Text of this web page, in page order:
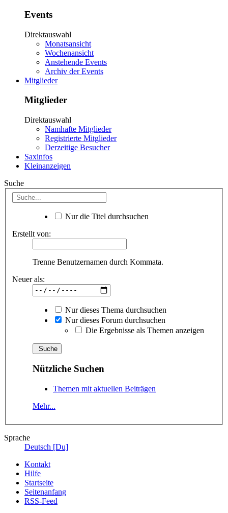
Events
Direktauswahl
Monatsansicht
Wochenansicht
Anstehende Events
Archiv der Events
Mitglieder
Mitglieder
Direktauswahl
Namhafte Mitglieder
Registrierte Mitglieder
Derzeitige Besucher
Saxinfos
Kleinanzeigen
Suche
Nur die Titel durchsuchen
Erstellt von:
Trenne Benutzernamen durch Kommata.
Neuer als:
Nur dieses Thema durchsuchen
Nur dieses Forum durchsuchen
Die Ergebnisse als Themen anzeigen
Nützliche Suchen
Themen mit aktuellen Beiträgen
Mehr...
Sprache
Deutsch [Du]
Kontakt
Hilfe
Startseite
Seitenanfang
RSS-Feed